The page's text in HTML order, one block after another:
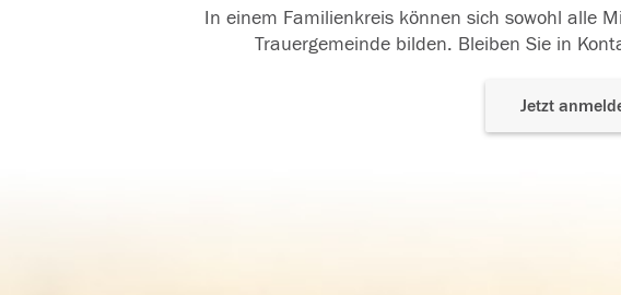
In einem Familienkreis können sich sowohl alle
Trauergemeinde bilden. Bleiben Sie in
Jetzt